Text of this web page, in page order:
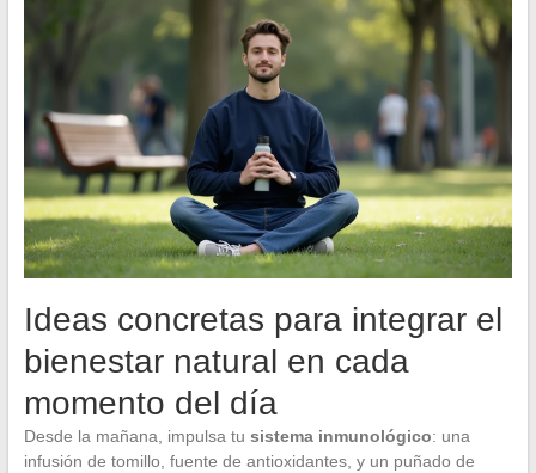
Ideas concretas para integrar el
bienestar natural en cada
momento del día
Desde la mañana, impulsa tu sistema inmunológico: una
infusión de tomillo, fuente de antioxidantes, y un puñado de